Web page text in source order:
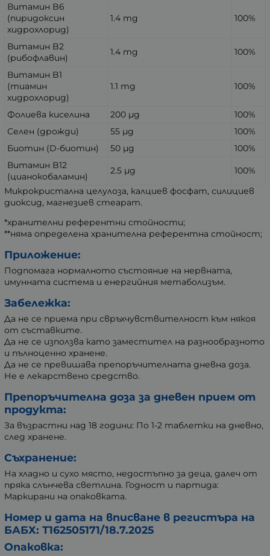
Витамин B6
(пиридоксин
хидрохлорид)
1.4 mg 100%
Витамин B2
(рибофлавин)
1.4 mg 100%
Витамин B1
(тиамин
хидрохлорид)
1.1 mg 100%
Фолиева киселина 200 µg
100%
Селен (дрожди)
55 µg
100%
Биотин (D-биотин)
50 µg
100%
Витамин B12
(цианокобаламин)
2.5 µg
100%
Микрокристална целулоза, калциев фосфат, силициев
диоксид, магнезиев стеарат.
*хранителни референтни стойности;
**няма определена хранителна референтна стойност;
Приложение:
Подпомага нормалното състояние на нервната,
имунната система и енергийния метаболизъм.
Забележка:
Да не се приема при свръхчувствителност към някоя
от съставките.
Да не се използва като заместител на разнообразното
и пълноценно хранене.
Да не се превишава препоръчителната дневна доза.
Не е лекарствено средство.
Препоръчителна доза за дневен прием от
продукта:
За възрастни над 18 години: По 1-2 таблетки на дневно,
след хранене.
Съхранение:
На хладно и сухо място, недостъпно за деца, далеч от
пряка слънчева светлина. Годност и партида:
Маркирани на опаковката.
Номер и дата на вписване в регистъра на
БАБХ: Т162505171/18.7.2025
Опаковка: